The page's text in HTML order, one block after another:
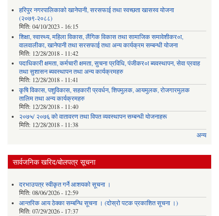
हरिपुर नगरपालिकाको खानेपानी, सरसफाई तथा स्वच्छता खासस्व योजना
(२०७९-२०८८)
मिति: 04/10/2023 - 16:15
शिक्षा, स्वास्थ्य, महिला विकास, लैंगिक विकास तथा सामाजिक समावेशीकर०ा,
वालवालीका, खानेपानी तथा सरसफाई तथा अन्य कार्यक्रम सम्बन्धी योजना
मिति: 12/28/2018 - 11:42
पदाधिकारी क्षमता, कर्मचारी क्षमता, सुचना प्रविधि, पंजीकर०ा ब्यवस्थापन, सेवा प्रवाह
तथा सुशासन ब्यवस्थापन तथा अन्य कार्यक्रमहरु
मिति: 12/28/2018 - 11:41
कृषि विकास, पशुविकास, सहकारी प्रवर्धन, शिपमुलक, आयमुलक, रोजगारमुलक
तालिम तथा अन्य कार्यक्रमहरु
मिति: 12/28/2018 - 11:40
२०७५/ २०७६ को वातावरण तथा विपत व्यवस्थापन सम्बन्धी योजनाहरू
मिति: 12/28/2018 - 11:38
अन्य
सार्वजनिक खरिद/बोलपत्र सूचना
दरभाउपत्र स्वीकृत गर्ने आशयको सूचना ।
मिति: 08/06/2026 - 12:59
आन्तरिक आय ठेक्का सम्बन्धि सूचना । (दोस्रो पटक प्रकाशित सूचना ।)
मिति: 07/29/2026 - 17:37